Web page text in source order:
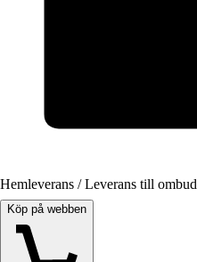
Hemleverans / Leverans till ombud
Köp på webben